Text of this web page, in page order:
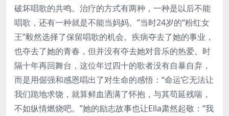
破坏唱歌的共鸣。治疗的方式有两种，一种是以后不能
唱歌，还有一种就是不能当妈妈。”当时24岁的“粉红女
王”毅然选择了保留唱歌的机会。疾病夺去了她的事业，
也夺去了她的青春，但并没有夺去她对音乐的热爱。时
隔十年再回舞台，这位年过四十的歌者没有自暴自弃，
而是用倔强和感恩唱出了对生命的感悟：“命运它无法让
我们跪地求饶，就算鲜血洒满了怀抱，与其苟延残喘，
不如纵情燃烧吧。”她的励志故事也让Ella肃然起敬：“我